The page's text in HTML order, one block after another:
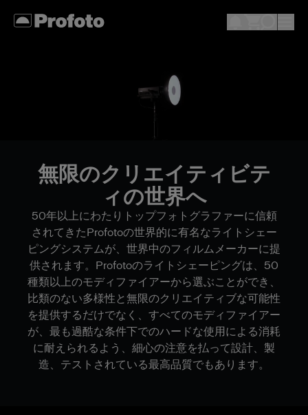
無限のクリエイティビテ
ィの世界へ
50年以上にわたりトップフォトグラファーに信頼
されてきたProfotoの世界的に有名なライトシェー
ピングシステムが、世界中のフィルムメーカーに提
供されます。Profotoのライトシェーピングは、50
種類以上のモディファイアーから選ぶことができ、
比類のない多様性と無限のクリエイティブな可能性
を提供するだけでなく、すべてのモディファイアー
が、最も過酷な条件下でのハードな使用による消耗
に耐えられるよう、細心の注意を払って設計、製
造、テストされている最高品質でもあります。